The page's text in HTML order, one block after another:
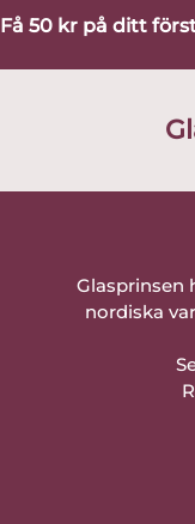
Få 50 kr på ditt
Glasprinsen
nordiska